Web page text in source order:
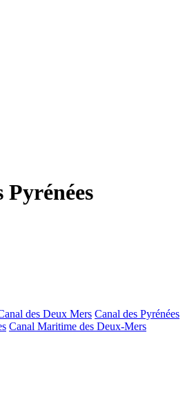
Pyrénées
des Deux Mers Canal des Pyrénées
Canal Maritime des Deux-Mers